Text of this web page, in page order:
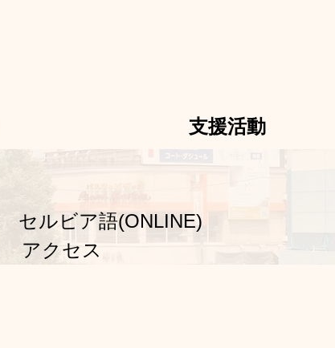
支援活動
セルビア語(ONLINE)
アクセス